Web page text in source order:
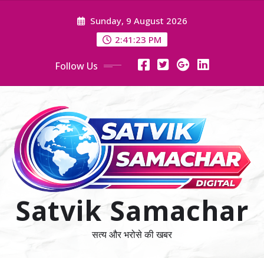
Sunday, 9 August 2026
2:41:24 PM
Follow Us
Satvik Samachar
सत्य और भरोसे की खबर